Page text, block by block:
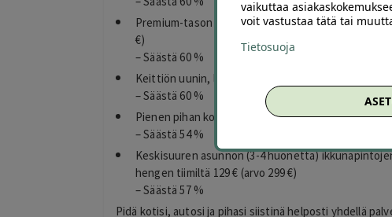
Premium-tason kangassohvan (2-3 hengen)
€)
– Säästä 60 %
Keittiön uunin, liesitason ja välitilan
– Säästä 60 %
Pienen pihan koneellinen ruohonleikkuu ja
– Säästä 54 %
Keskisuuren asunnon (3-4 huonetta)
hengen tiimiltä 129 € (arvo 299 €)
– Säästä 57 %
Pidä kotisi, autosi ja pihasi siistinä helposti yhdellä
vaikuttaa
voit vastustaa tätä tai
Tietosuoja